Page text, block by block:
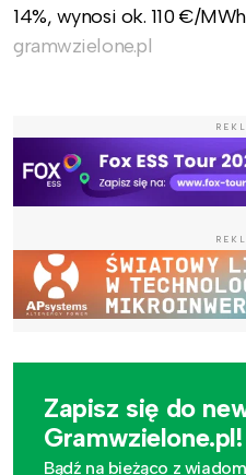
14%, wynosi ok. 110 €/
gramwzielone.pl
Zapisz się do
Gramwzielone.pl!
Bądź na bieżąco z